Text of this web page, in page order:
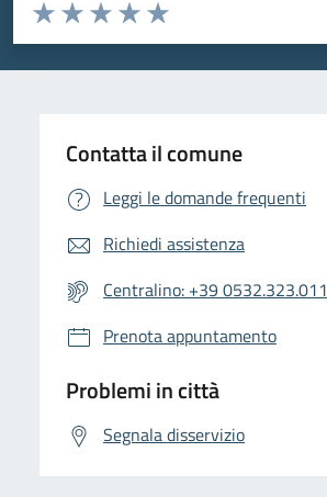
Valuta da 1 a 5 stelle la pagina
Valuta 5 stelle su 5
Valuta 4 stelle su 5
Valuta 3 stelle su 5
Valuta 2 stelle su 5
Valuta 1 stelle su 5
Contatta il comune
Leggi le domande frequenti
Richiedi assistenza
Centralino: +39 0532.323.011
Prenota appuntamento
Problemi in città
Segnala disservizio